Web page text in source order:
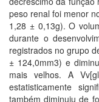
peso renal foi menor
1,28 ± 0,13g). O
durante o
registrados no grupo
± 124,0mm3) e
mais velhos. A
estatisticamente
também diminuiu de